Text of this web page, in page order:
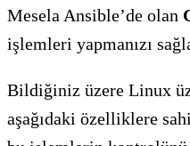
Mesela Ansible’de olan
işlemleri yapmanızı
Bildiğiniz üzere Linux
aşağıdaki özelliklere